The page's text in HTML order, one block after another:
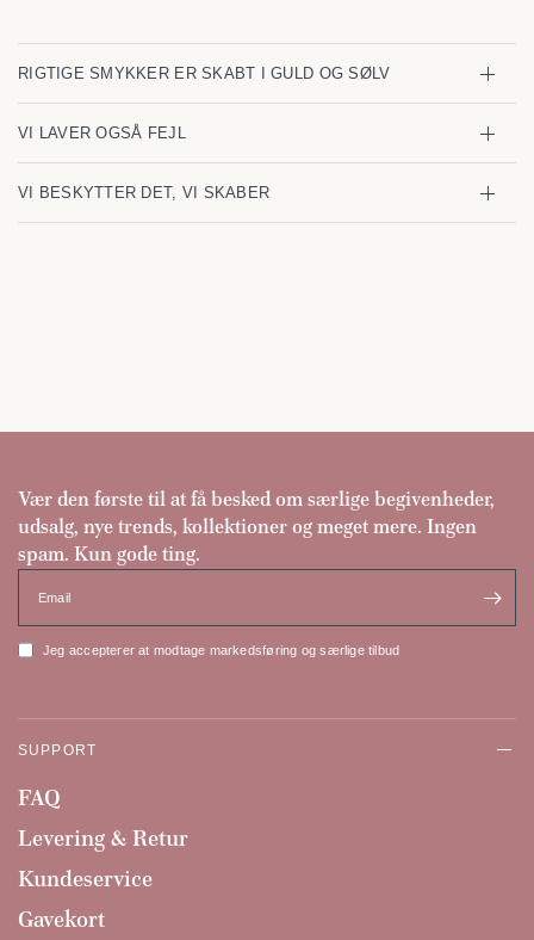
RIGTIGE SMYKKER ER SKABT I GULD OG SØLV
VI LAVER OGSÅ FEJL
VI BESKYTTER DET, VI SKABER
Vær den første til at få besked om særlige begivenheder,
udsalg, nye trends, kollektioner og meget mere. Ingen
spam. Kun gode ting.
Email
Jeg accepterer at modtage markedsføring og særlige tilbud
SUPPORT
FAQ
Levering & Retur
Kundeservice
Gavekort